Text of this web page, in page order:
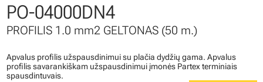
PO-04000DN4
PROFILIS 1.0 mm2 GELTONAS (50 m.)
Apvalus profilis užspausdinimui su plačia dydžių gama. Apvalus
profilis savarankiškam užspausdinimui įmonės Partex terminiais
spausdintuvais.